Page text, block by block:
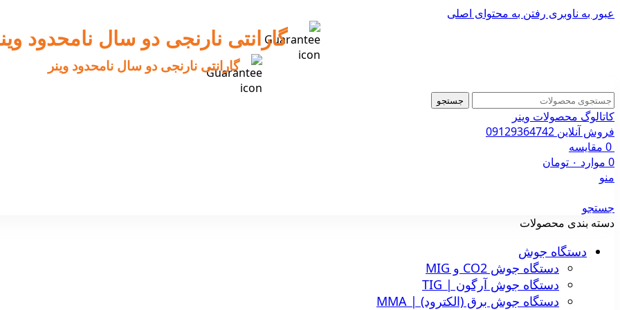
عبور به ناوبری رفتن به محتوای اصلی
گارانتی نارنجی دو سال نامحدود
گارانتی نارنجی دو سال نامحدود وینر
جستجو
کاتالوگ محصولات وینر
فروش آنلاین 09129364742
0 مقایسه
0 موارد ۰ تومان
منو
جستجو
دسته بندی محصولات
دستگاه جوش
دستگاه جوش CO2 و MIG
دستگاه جوش آرگون | TIG
دستگاه جوش برق (الکترود) | MMA